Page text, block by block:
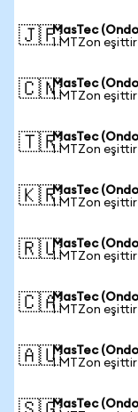
🇯🇵MasTec
1 MTZon
🇨🇳MasTec
1 MTZon
🇹🇷MasTec
1 MTZon eşittir
🇰🇷MasTec
1 MTZon
🇷🇺MasTec
1 MTZon
🇨🇦MasTec
1 MTZon eşittir
🇦🇺MasTec
1 MTZon
MasTec